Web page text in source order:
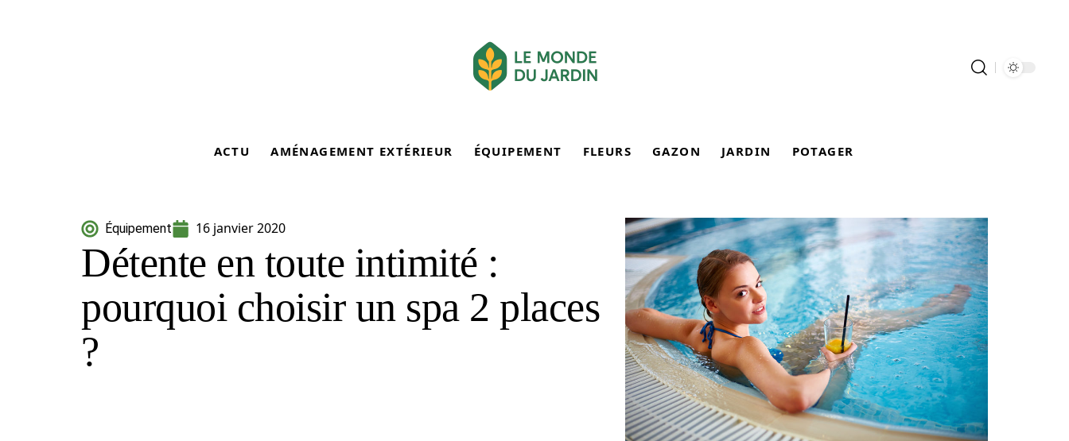
ACTU AMÉNAGEMENT EXTÉRIEUR ÉQUIPEMENT FLEURS GAZON JARDIN POTAGER
Équipement 16 janvier 2020
Détente en toute intimité :
pourquoi choisir un spa 2 places
?